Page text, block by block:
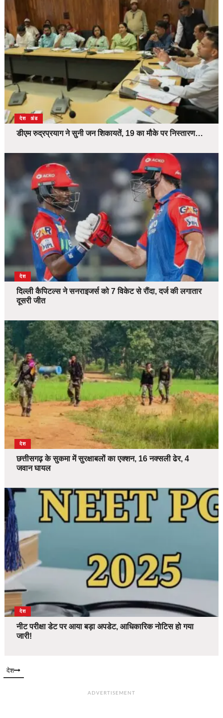
उत्तराखंड
देश
डीएम रुद्रप्रयाग ने सुनी जन शिकायतें, 19 का मौके पर निस्तारण…
देश
दिल्ली कैपिटल्स ने सनराइजर्स को 7 विकेट से रौंदा, दर्ज की लगातार
दूसरी जीत
देश
छत्तीसगढ़ के सुकमा में सुरक्षाबलों का एक्शन, 16 नक्सली ढेर, 4
जवान घायल
देश
नीट परीक्षा डेट पर आया बड़ा अपडेट, आधिकारिक नोटिस हो गया
जारी!
देश
ADVERTISEMENT